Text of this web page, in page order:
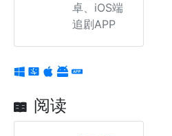
卓、iOS端
追剧APP
阅读